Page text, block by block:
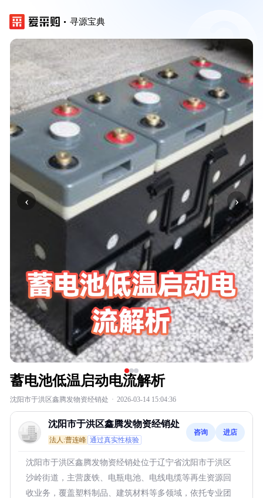
寻源宝典
‹ ›
蓄电池低温启动电流解析
沈阳市于洪区鑫腾发物资经销处 · 2026-03-14 15:04:36
沈阳市于洪区鑫腾发物资经销处
法人:曹连峰 通过真实性核验
咨询 进店
沈阳市于洪区鑫腾发物资经销处位于辽宁省沈阳市于洪区
沙岭街道，主营废铁、电瓶电池、电线电缆等再生资源回
收业务，覆盖塑料制品、建筑材料等多领域，依托专业团